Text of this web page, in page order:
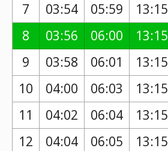
7
03:54 05:59 13:15
8
03:56 06:00 13:15
9
03:58 06:01 13:15
10
04:00 06:03 13:15
11
04:02 06:04 13:15
12
04:04 06:05 13:15